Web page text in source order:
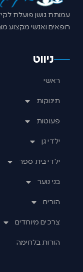
עמותת גושן פועלת
רופאים ואנשי מקצוע
ניווט
ראשי
תינוקות
פעוטות
ילדי גן
ילדי בית ספר
בני נוער
הורים
צרכים מיוחדים
הורות בלחימה